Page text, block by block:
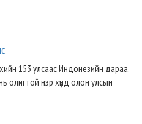
153 улсаас Индонезийн дараа,
нэр хүнд олон улсын